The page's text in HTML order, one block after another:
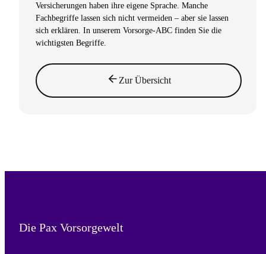
Versicherungen haben ihre eigene Sprache. Manche
Fachbegriffe lassen sich nicht vermeiden – aber sie lassen
sich erklären. In unserem Vorsorge-ABC finden Sie die
wichtigsten Begriffe.
Zur Übersicht
Die Pax Vorsorgewelt